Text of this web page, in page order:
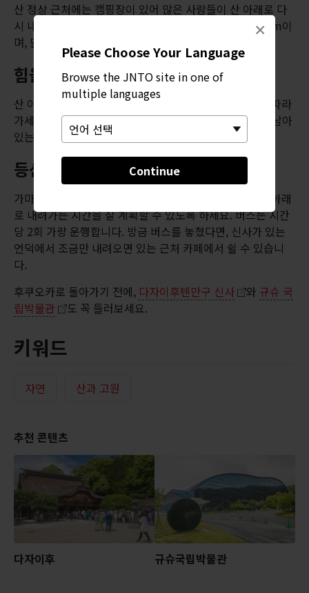
Please Choose Your Language
Browse the JNTO site in one of
multiple languages
Continue
×
산 정상 근처에는 캠핑장이 있어 많은 사람들이 산 아래로 다
시 내려가기 전에 하룻밤 묵어갑니다. 정상의 높이는 829m이
며, 맑은 날에는 경치가 그야말로 환상적입니다.
힘을 아끼세요
산 아래로 다시 내려가려면 가마도진자로 가는 표지판을 따라
가세요. 하산길은 약 한 시간 정도 걸리는데, 얼마나 힘이 남아
있는지에 따라 다릅니다.
등산 끝까지 즐기기
가마도진자에서 떠나는 버스 시간표를 잘 메모해두어 산 아래
로 내려가는 시간을 잘 계획할 수 있도록 하세요. 버스는 시간
당 2회 가량 운행합니다. 방금 버스를 놓쳤다면, 신사가 있는
언덕에서 조금만 내려오면 있는 근처 카페에서 쉴 수 있습니
다.
후쿠오카로 돌아가기 전에, 다자이후텐만구 신사 와 규슈 국
립박물관
도 꼭 들러보세요.
키워드
자연 산과 고원
추천 콘텐츠
다자이후 규슈국립박물관